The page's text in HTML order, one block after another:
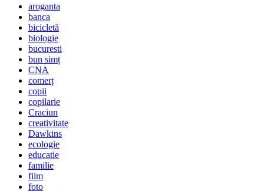
aroganta
banca
bicicletă
biologie
bucuresti
bun simț
CNA
comerț
copii
copilarie
Craciun
creativitate
Dawkins
ecologie
educatie
familie
film
foto